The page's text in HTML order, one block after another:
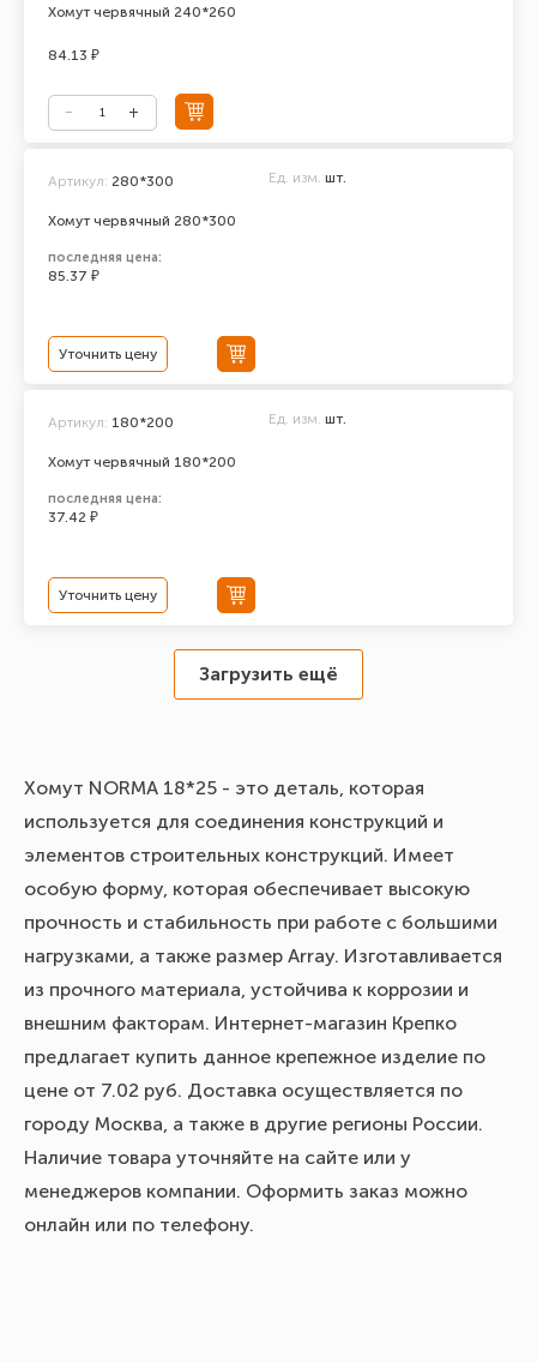
Хомут червячный 240*260
84.13 ₽
Хомут червячный 280*300
Артикул: 280*300 Ед. изм. шт.
последняя цена:
85.37 ₽
Уточнить цену
Хомут червячный 180*200
Артикул: 180*200 Ед. изм. шт.
последняя цена:
37.42 ₽
Уточнить цену
Загрузить ещё
Хомут NORMA 18*25 - это деталь, которая
используется для соединения конструкций и
элементов строительных конструкций. Имеет
особую форму, которая обеспечивает высокую
прочность и стабильность при работе с большими
нагрузками, а также размер Array. Изготавливается
из прочного материала, устойчива к коррозии и
внешним факторам. Интернет-магазин Крепко
предлагает купить данное крепежное изделие по
цене от 7.02 руб. Доставка осуществляется по
городу Москва, а также в другие регионы России.
Наличие товара уточняйте на сайте или у
менеджеров компании. Оформить заказ можно
онлайн или по телефону.